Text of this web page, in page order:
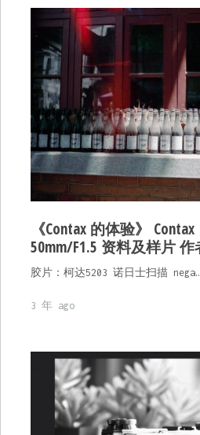
《Contax 的体验》
50mm/F1.5 资料及样片 作
胶片：柯达5203 诺日士扫描 nega…
3 年 ago